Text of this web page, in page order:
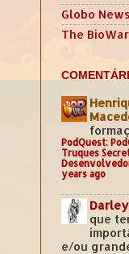
Globo
The
PodQuest:
Truques
years ago
que
e/ou